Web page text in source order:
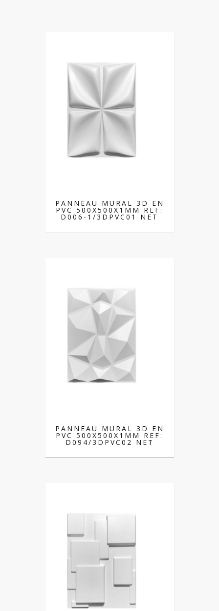
PANNEAU MURAL 3D EN
PVC 500X500X1MM REF:
D006-1/3DPVC01 NET
PANNEAU MURAL 3D EN
PVC 500X500X1MM REF:
D094/3DPVC02 NET